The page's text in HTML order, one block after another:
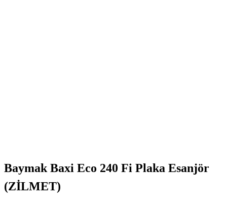
Baymak Baxi Eco 240 Fi Plaka Esanjör
(ZİLMET)